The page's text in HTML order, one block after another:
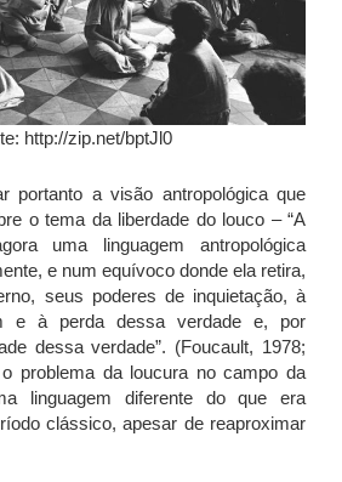
http://zip.net/bptJl0
portanto a visão antropológica que
o tema da liberdade do louco – “A
uma linguagem antropológica
e num equívoco donde ela retira,
seus poderes de inquietação, à
e à perda dessa verdade e, por
dessa verdade”. (Foucault, 1978;
problema da loucura no campo da
linguagem diferente do que era
clássico, apesar de reaproximar